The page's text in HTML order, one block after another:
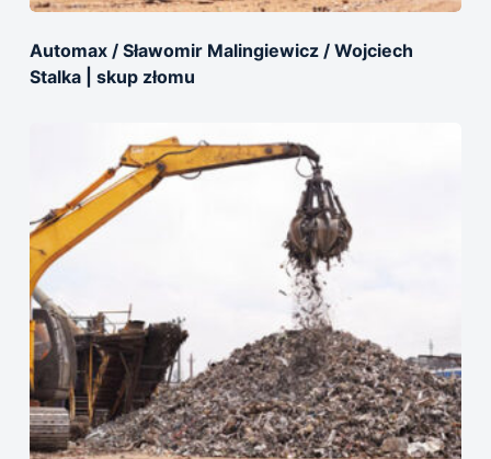
Automax / Sławomir Malingiewicz / Wojciech
Stalka | skup złomu